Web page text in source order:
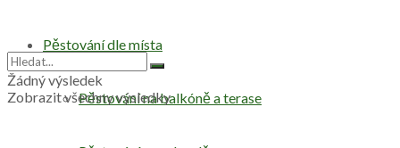
Pěstování dle místa
Pěstování na balkóně a terase
Žádný výsledek
Zobrazit všechny výsledky